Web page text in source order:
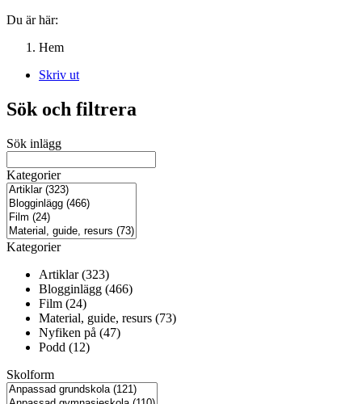
Du är här:
Hem
Skriv ut
Sök och filtrera
Sök inlägg
Kategorier
Kategorier
Artiklar (323)
Blogginlägg (466)
Film (24)
Material, guide, resurs (73)
Nyfiken på (47)
Podd (12)
Skolform